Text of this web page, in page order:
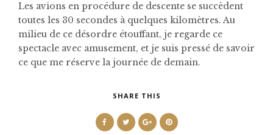
Les avions en procédure de descente se succèdent
toutes les 30 secondes à quelques kilomètres. Au
milieu de ce désordre étouffant, je regarde ce
spectacle avec amusement, et je suis pressé de savoir
ce que me réserve la journée de demain.
SHARE THIS